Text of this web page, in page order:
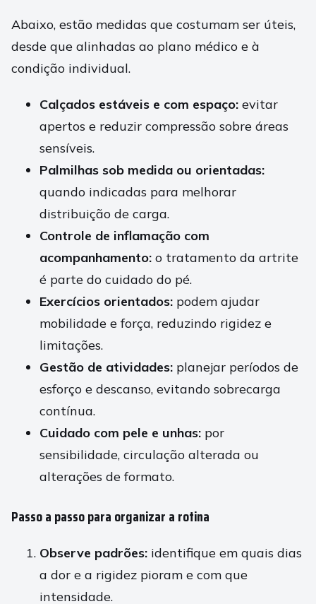
Abaixo, estão medidas que costumam ser úteis,
desde que alinhadas ao plano médico e à
condição individual.
Calçados estáveis e com espaço: evitar
apertos e reduzir compressão sobre áreas
sensíveis.
Palmilhas sob medida ou orientadas:
quando indicadas para melhorar
distribuição de carga.
Controle de inflamação com
acompanhamento: o tratamento da artrite
é parte do cuidado do pé.
Exercícios orientados: podem ajudar
mobilidade e força, reduzindo rigidez e
limitações.
Gestão de atividades: planejar períodos de
esforço e descanso, evitando sobrecarga
contínua.
Cuidado com pele e unhas: por
sensibilidade, circulação alterada ou
alterações de formato.
Passo a passo para organizar a rotina
Observe padrões: identifique em quais dias
a dor e a rigidez pioram e com que
intensidade.